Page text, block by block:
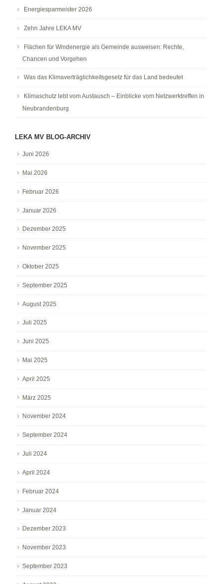
Energiesparmeister 2026
Zehn Jahre LEKA MV
Flächen für Windenergie als Gemeinde ausweisen: Rechte,
Chancen und Vorgehen
Was das Klimaverträglichkeitsgesetz für das Land bedeutet
Klimaschutz lebt vom Austausch – Einblicke vom Netzwerktreffen in
Neubrandenburg
LEKA MV BLOG-ARCHIV
Juni 2026
Mai 2026
Februar 2026
Januar 2026
Dezember 2025
November 2025
Oktober 2025
September 2025
August 2025
Juli 2025
Juni 2025
Mai 2025
April 2025
März 2025
November 2024
September 2024
Juli 2024
April 2024
Februar 2024
Januar 2024
Dezember 2023
November 2023
September 2023